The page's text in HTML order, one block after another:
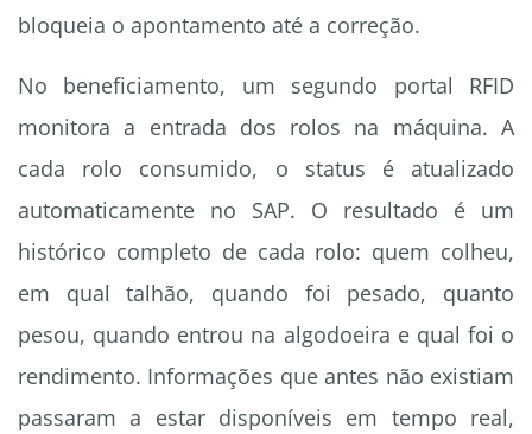
bloqueia o apontamento até a correção.
No beneficiamento, um segundo portal RFID
monitora a entrada dos rolos na máquina. A
cada rolo consumido, o status é atualizado
automaticamente no SAP. O resultado é um
histórico completo de cada rolo: quem colheu,
em qual talhão, quando foi pesado, quanto
pesou, quando entrou na algodoeira e qual foi o
rendimento. Informações que antes não existiam
passaram a estar disponíveis em tempo real,